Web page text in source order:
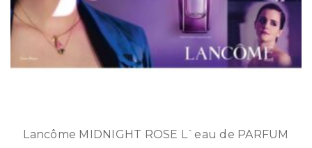
Lancôme MIDNIGHT ROSE L`eau de PARFUM